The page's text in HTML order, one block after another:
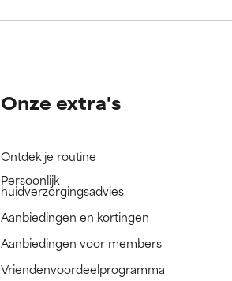
Onze extra's
Ontdek je routine
Persoonlijk
huidverzorgingsadvies
Aanbiedingen en kortingen
Aanbiedingen voor members
Vriendenvoordeelprogramma